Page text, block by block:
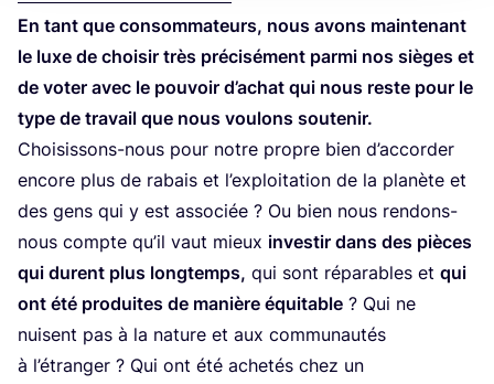
En tant que consom­ma­teurs, nous avons main­te­nant
le luxe de choi­sir très pré­ci­sé­ment par­mi nos sièges et
de voter avec le pou­voir d’a­chat qui nous reste pour le
type de tra­vail que nous vou­lons sou­te­nir.
Choi­sis­sons-nous pour notre propre bien d’ac­cor­der
encore plus de rabais et l’ex­ploi­ta­tion de la pla­nète et
des gens qui y est asso­ciée ? Ou bien nous ren­dons-
nous compte qu’il vaut mieux inves­tir dans des pièces
qui durent plus long­temps, qui sont répa­rables et qui
ont été pro­duites de manière équi­table ? Qui ne
nuisent pas à la nature et aux com­mu­nau­tés
à l’é­tran­ger ? Qui ont été ache­tés chez un